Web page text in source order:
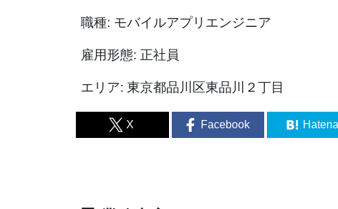
職種: モバイルアプリエンジニア
雇用形態: 正社員
エリア: 東京都品川区東品川２丁目
X Facebook Hatena